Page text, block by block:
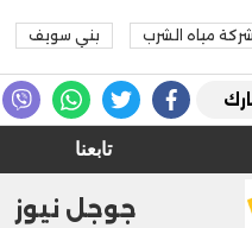
شركة مياه الشرب بني سويف
تابعنا
جوجل نيوز